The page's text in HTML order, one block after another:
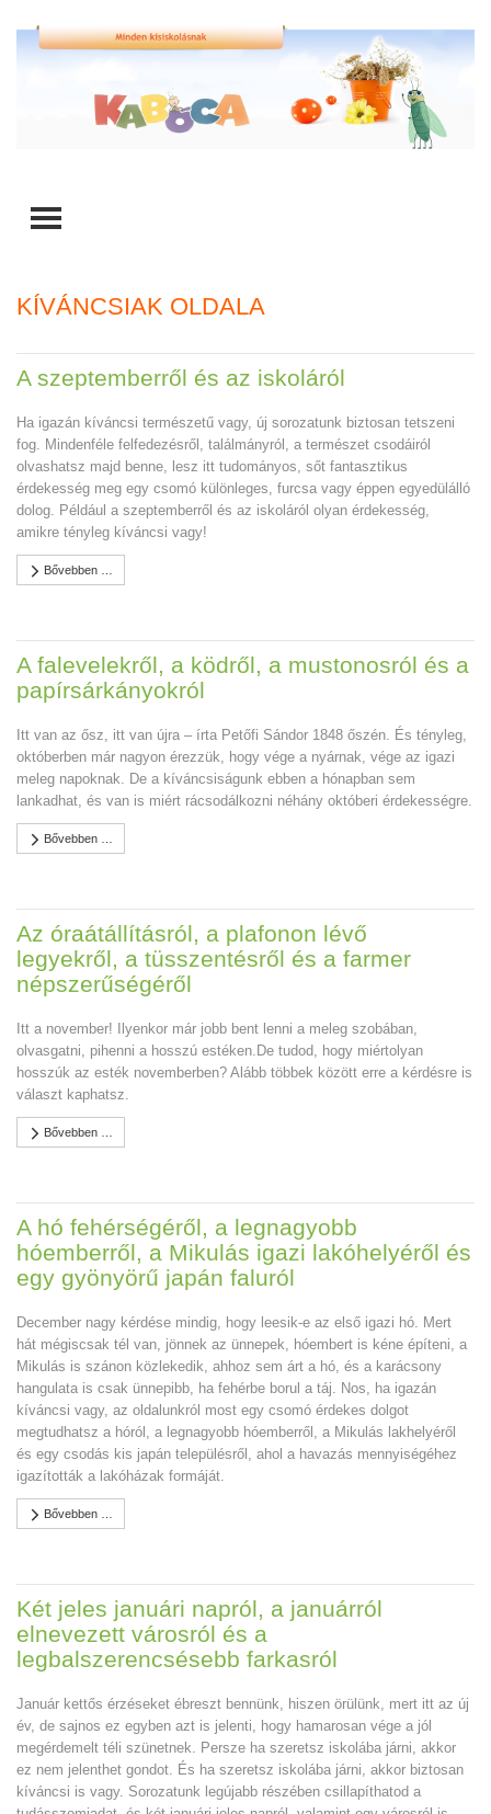
TOGGLE MENU
KÍVÁNCSIAK OLDALA
A szeptemberről és az iskoláról
Ha igazán kíváncsi természetű vagy, új sorozatunk biztosan tetszeni
fog. Mindenféle felfedezésről, találmányról, a természet csodáiról
olvashatsz majd benne, lesz itt tudományos, sőt fantasztikus
érdekesség meg egy csomó különleges, furcsa vagy éppen egyedülálló
dolog. Például a szeptemberről és az iskoláról olyan érdekesség,
amikre tényleg kíváncsi vagy!
Bővebben …
A falevelekről, a ködről, a mustonosról és a
papírsárkányokról
Itt van az ősz, itt van újra – írta Petőfi Sándor 1848 őszén. És tényleg,
októberben már nagyon érezzük, hogy vége a nyárnak, vége az igazi
meleg napoknak. De a kíváncsiságunk ebben a hónapban sem
lankadhat, és van is miért rácsodálkozni néhány októberi érdekességre.
Bővebben …
Az óraátállításról, a plafonon lévő
legyekről, a tüsszentésről és a farmer
népszerűségéről
Itt a november! Ilyenkor már jobb bent lenni a meleg szobában,
olvasgatni, pihenni a hosszú estéken.De tudod, hogy miértolyan
hosszúk az esték novemberben? Alább többek között erre a kérdésre is
választ kaphatsz.
Bővebben …
A hó fehérségéről, a legnagyobb
hóemberről, a Mikulás igazi lakóhelyéről és
egy gyönyörű japán faluról
December nagy kérdése mindig, hogy leesik-e az első igazi hó. Mert
hát mégiscsak tél van, jönnek az ünnepek, hóembert is kéne építeni, a
Mikulás is szánon közlekedik, ahhoz sem árt a hó, és a karácsony
hangulata is csak ünnepibb, ha fehérbe borul a táj. Nos, ha igazán
kíváncsi vagy, az oldalunkról most egy csomó érdekes dolgot
megtudhatsz a hóról, a legnagyobb hóemberről, a Mikulás lakhelyéről
és egy csodás kis japán településről, ahol a havazás mennyiségéhez
igazították a lakóházak formáját.
Bővebben …
Két jeles januári napról, a januárról
elnevezett városról és a
legbalszerencsésebb farkasról
Január kettős érzéseket ébreszt bennünk, hiszen örülünk, mert itt az új
év, de sajnos ez egyben azt is jelenti, hogy hamarosan vége a jól
megérdemelt téli szünetnek. Persze ha szeretsz iskolába járni, akkor
ez nem jelenthet gondot. És ha szeretsz iskolába járni, akkor biztosan
kíváncsi is vagy. Sorozatunk legújabb részében csillapíthatod a